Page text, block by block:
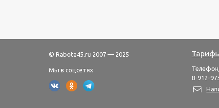
© Rabota45.ru 2007 — 2025
Мы в соцсетях
8-912-